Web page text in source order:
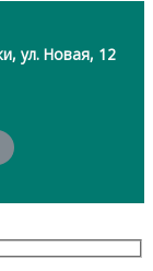
ул. Новая, 12